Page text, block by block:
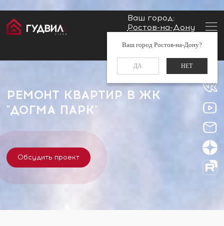
Ваш город:
Ростов-на-Дону
Ваш город Ростов-на-Дону?
ДА НЕТ
Заказать звонок
Главная Застройщики
РЕМОНТ КВАРТИР В ЖК
"ДОГМА ПАРК"
Обсудить проект